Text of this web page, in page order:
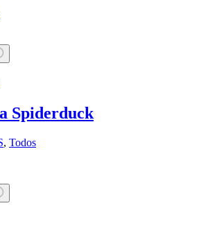
Spiderduck
, Todos